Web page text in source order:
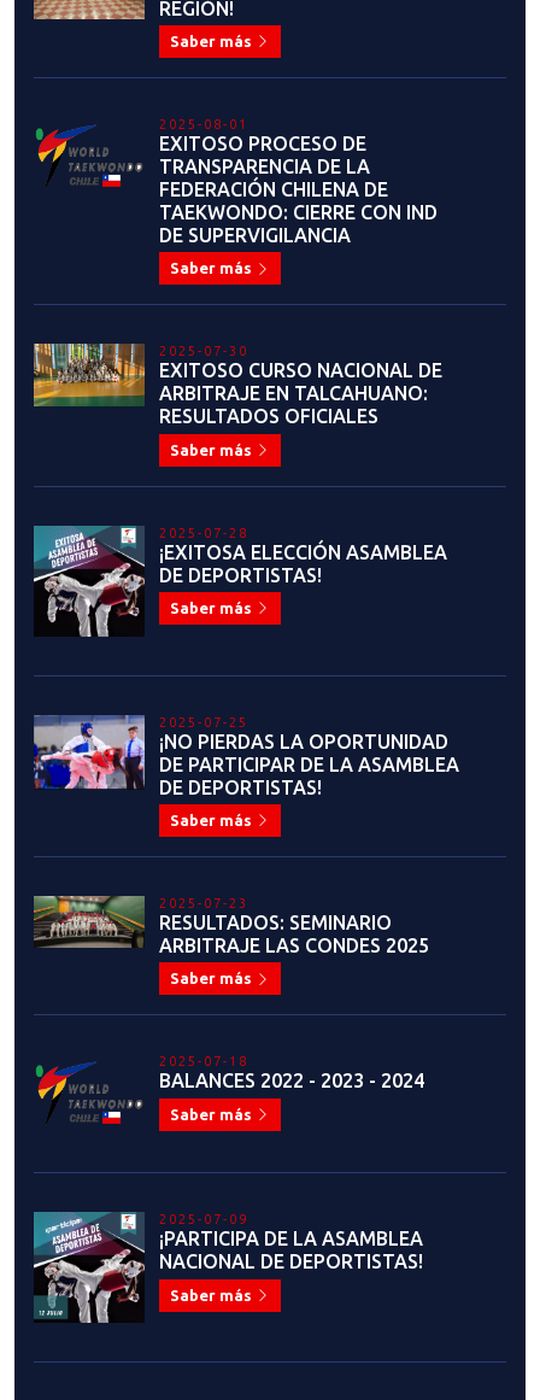
REGIÓN!
Saber más
2025-08-01
EXITOSO PROCESO DE
TRANSPARENCIA DE LA
FEDERACIÓN CHILENA DE
TAEKWONDO: CIERRE CON IND
DE SUPERVIGILANCIA
Saber más
2025-07-30
EXITOSO CURSO NACIONAL DE
ARBITRAJE EN TALCAHUANO:
RESULTADOS OFICIALES
Saber más
2025-07-28
¡EXITOSA ELECCIÓN ASAMBLEA
DE DEPORTISTAS!
Saber más
2025-07-25
¡NO PIERDAS LA OPORTUNIDAD
DE PARTICIPAR DE LA ASAMBLEA
DE DEPORTISTAS!
Saber más
2025-07-23
RESULTADOS: SEMINARIO
ARBITRAJE LAS CONDES 2025
Saber más
2025-07-18
BALANCES 2022 - 2023 - 2024
Saber más
2025-07-09
¡PARTICIPA DE LA ASAMBLEA
NACIONAL DE DEPORTISTAS!
Saber más